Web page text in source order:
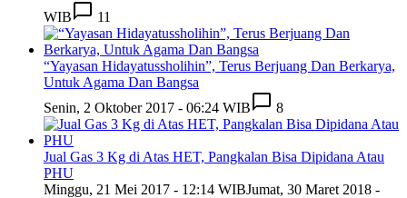
WIB
11
“Yayasan Hidayatussholihin”, Terus Berjuang Dan Berkarya,
Untuk Agama Dan Bangsa
Senin, 2 Oktober 2017 - 06:24 WIB
8
Jual Gas 3 Kg di Atas HET, Pangkalan Bisa Dipidana Atau
PHU
Minggu, 21 Mei 2017 - 12:14 WIBJumat, 30 Maret 2018 -